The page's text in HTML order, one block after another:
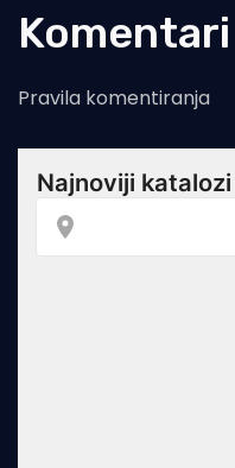
Komentari
Pravila komentiranja